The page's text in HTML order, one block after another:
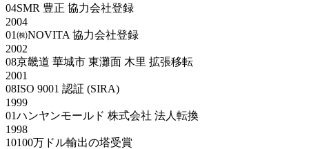
04SMR 豊正 協力会社登録
2004
01㈱NOVITA 協力会社登録
2002
08京畿道 華城市 東灘面 木里 拡張移転
2001
08ISO 9001 認証 (SIRA)
1999
01ハンヤンモールド 株式会社 法人転換
1998
10100万ドル輸出の塔受賞